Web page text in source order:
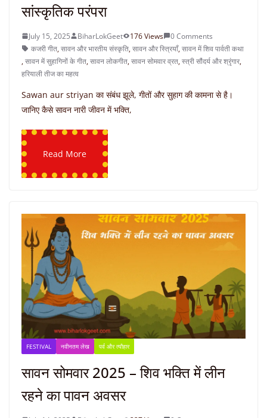
सांस्कृतिक परंपरा
July 15, 2025 BiharLokGeet 176 Views
0 Comments
कजरी गीत,सावन और भारतीय संस्कृति,सावन और स्त्रियाँ,सावन में शिव पार्वती कथा
,सावन में सुहागिनों के गीत,सावन लोकगीत,सावन सोमवार व्रत,स्त्री सौंदर्य और श्रृंगार,
हरियाली तीज का महत्व
Sawan aur striyan का संबंध झूले, गीतों और सुहाग की कामना से है।
जानिए कैसे सावन नारी जीवन में भक्ति,
Read More
FESTIVAL नवीनतम लेख पर्व और त्यौहार
सावन सोमवार 2025 – शिव भक्ति में लीन
रहने का पावन अवसर